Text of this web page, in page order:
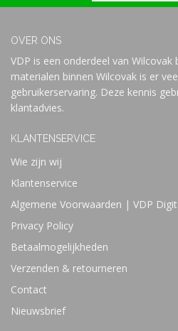
OVER ONS
VDP is een onderdeel van
materialen binnen Wilcovak is er
gebruikerservaring. Deze kennis
klantadvies.
KLANTENSERVICE
Wie zijn wij
Klantenservice
Algemene Voorwaarden | VDP
Privacy Policy
Betaalmogelijkheden
Verzenden & retourneren
Contact
Nieuwsbrief